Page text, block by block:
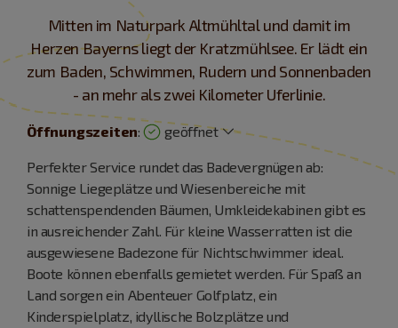
Mitten im Naturpark Altmühltal und damit im
Herzen Bayerns liegt der Kratzmühlsee. Er lädt ein
zum Baden, Schwimmen, Rudern und Sonnenbaden
- an mehr als zwei Kilometer Uferlinie.
Öffnungszeiten: geöffnet
Perfekter Service rundet das Badevergnügen ab:
Sonnige Liegeplätze und Wiesenbereiche mit
schattenspendenden Bäumen, Umkleidekabinen gibt es
in ausreichender Zahl. Für kleine Wasserratten ist die
ausgewiesene Badezone für Nichtschwimmer ideal.
Boote können ebenfalls gemietet werden. Für Spaß an
Land sorgen ein Abenteuer Golfplatz, ein
Kinderspielplatz, idyllische Bolzplätze und